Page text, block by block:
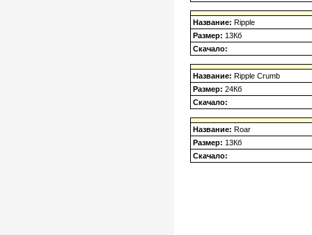
Название: Ripple
Размер: 13Кб
Скачало:
Название: Ripple Crumb
Размер: 24Кб
Скачало:
Название: Roar
Размер: 13Кб
Скачало: